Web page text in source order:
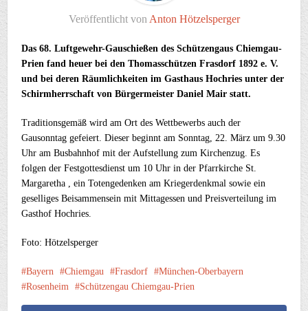
Veröffentlicht von Anton Hötzelsperger
Das 68. Luftgewehr-Gauschießen des Schützengaus Chiemgau-
Prien fand heuer bei den Thomasschützen Frasdorf 1892 e. V.
und bei deren Räumlichkeiten im Gasthaus Hochries unter der
Schirmherrschaft von Bürgermeister Daniel Mair statt.
Traditionsgemäß wird am Ort des Wettbewerbs auch der
Gausonntag gefeiert. Dieser beginnt am Sonntag, 22. März um 9.30
Uhr am Busbahnhof mit der Aufstellung zum Kirchenzug. Es
folgen der Festgottesdienst um 10 Uhr in der Pfarrkirche St.
Margaretha , ein Totengedenken am Kriegerdenkmal sowie ein
geselliges Beisammensein mit Mittagessen und Preisverteilung im
Gasthof Hochries.
Foto: Hötzelsperger
Bayern Chiemgau Frasdorf
München-Oberbayern
Rosenheim
Schützengau Chiemgau-Prien